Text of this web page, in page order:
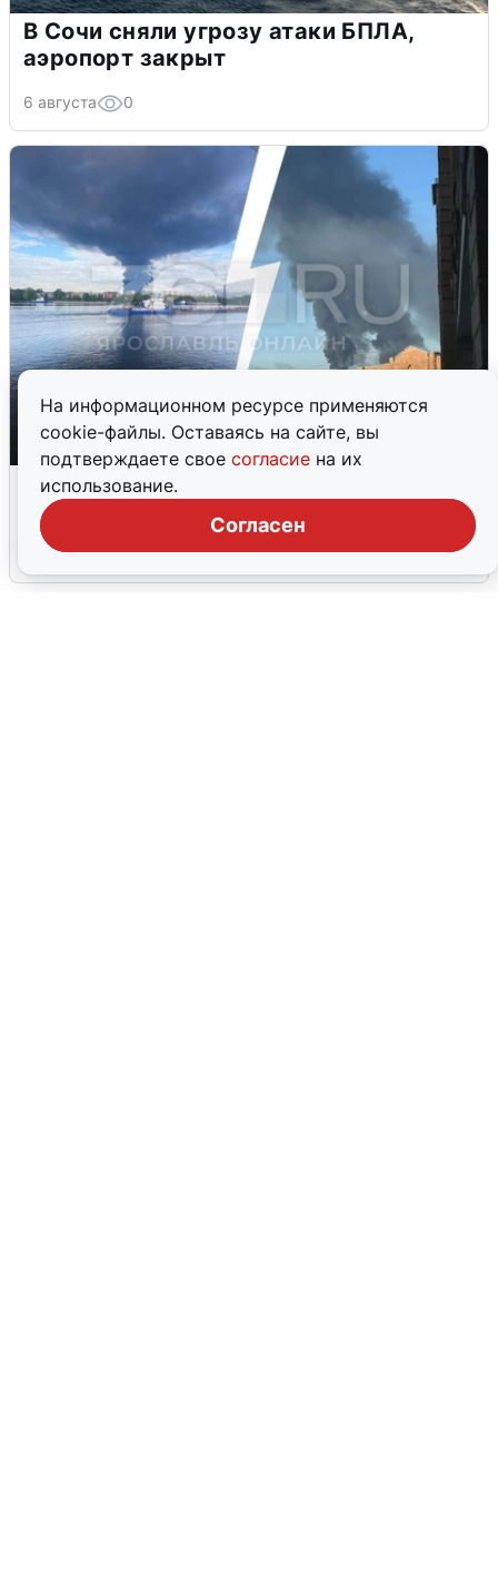
На информационном ресурсе применяются
cookie-файлы. Оставаясь на сайте, вы
подтверждаете свое согласие на их
использование.
Согласен
В Сочи сняли угрозу атаки БПЛА,
аэропорт закрыт
6 августа 0
Ночная атака БПЛА на Ярославль:
попадания и последствия
6 августа 0